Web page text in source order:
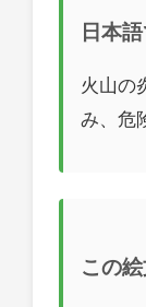
日本
火山の
み、危
この